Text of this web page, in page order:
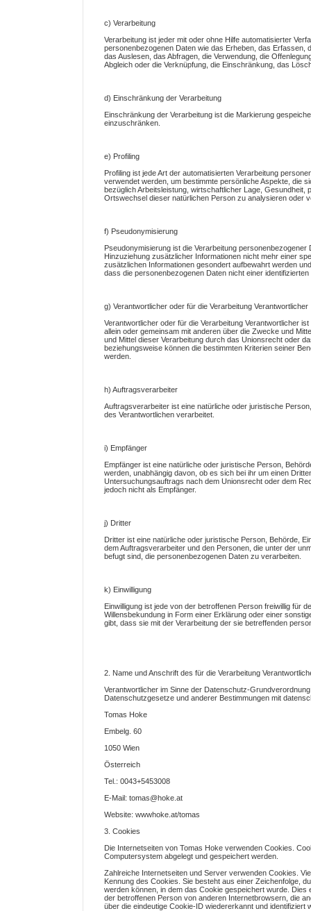
c) Verarbeitung
Verarbeitung ist jeder mit oder ohne Hilfe automatisierter
personenbezogenen Daten wie das Erheben, das Erfassen,
das Auslesen, das Abfragen, die Verwendung, die
Abgleich oder die Verknüpfung, die Einschränkung, das
d) Einschränkung der Verarbeitung
Einschränkung der Verarbeitung ist die Markierung
einzuschränken.
e) Profiling
Profiling ist jede Art der automatisierten Verarbeitung
verwendet werden, um bestimmte persönliche Aspekte, die
bezüglich Arbeitsleistung, wirtschaftlicher Lage,
Ortswechsel dieser natürlichen Person zu analysieren oder
f) Pseudonymisierung
Pseudonymisierung ist die Verarbeitung
Hinzuziehung zusätzlicher Informationen nicht mehr einer
zusätzlichen Informationen gesondert aufbewahrt werden
dass die personenbezogenen Daten nicht einer
g) Verantwortlicher oder für die Verarbeitung Verantwortlicher
Verantwortlicher oder für die Verarbeitung Verantwortlicher
allein oder gemeinsam mit anderen über die Zwecke und
und Mittel dieser Verarbeitung durch das Unionsrecht oder
beziehungsweise können die bestimmten Kriterien seiner
werden.
h) Auftragsverarbeiter
Auftragsverarbeiter ist eine natürliche oder juristische
des Verantwortlichen verarbeitet.
i) Empfänger
Empfänger ist eine natürliche oder juristische Person,
werden, unabhängig davon, ob es sich bei ihr um einen
Untersuchungsauftrags nach dem Unionsrecht oder dem
jedoch nicht als Empfänger.
j) Dritter
Dritter ist eine natürliche oder juristische Person, Behörde,
dem Auftragsverarbeiter und den Personen, die unter der
befugt sind, die personenbezogenen Daten zu verarbeiten.
k) Einwilligung
Einwilligung ist jede von der betroffenen Person freiwillig für
Willensbekundung in Form einer Erklärung oder einer
gibt, dass sie mit der Verarbeitung der sie betreffenden
2. Name und Anschrift des für die Verarbeitung
Verantwortlicher im Sinne der Datenschutz-
Datenschutzgesetze und anderer Bestimmungen mit
Tomas Hoke
Embelg. 60
1050 Wien
Österreich
Tel.: 0043+5453008
E-Mail: tomas@hoke.at
Website: wwwhoke.at/tomas
3. Cookies
Die Internetseiten von Tomas Hoke verwenden Cookies.
Computersystem abgelegt und gespeichert werden.
Zahlreiche Internetseiten und Server verwenden Cookies.
Kennung des Cookies. Sie besteht aus einer Zeichenfolge,
werden können, in dem das Cookie gespeichert wurde.
der betroffenen Person von anderen Internetbrowsern, die
über die eindeutige Cookie-ID wiedererkannt und identifiziert